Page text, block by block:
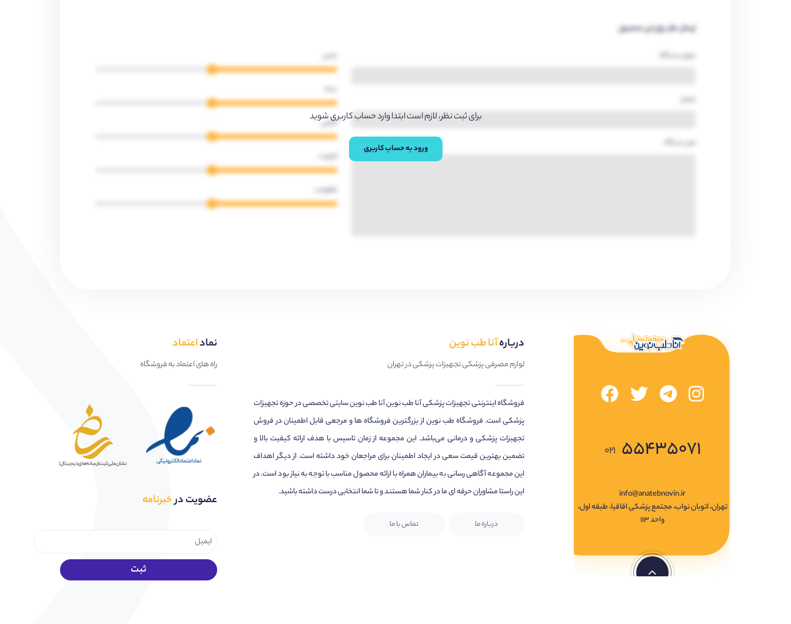
ارسال نظر برای این محصول
عنوان دیدگاه
ایمیل
متن دیدگاه
کارایی
کیفیت
مقاومت
برای ثبت نظر، لازم است ابتدا وارد حساب کاربری شوید
ورود به حساب کاربری
۰۲۱ ۵۵۴۳۵۰۷۱
info@anatebnovin.ir
تهران، اتوبان نواب، مجتمع پزشکی اقاقیا، طبقه اول،
واحد ۱۱۳
دربارهآنا طب نوین
لوازم مصرفی پزشکی تجهیزات پزشکی در تهران
فروشگاه اینترنتی تجهیزات پزشکی آنا طب نوین آنا طب نوین سایتی تخصصی در حوزه تجهیزات
پزشکی است. فروشگاه طب نوین از بزرگترین فروشگاه ها و مرجعی قابل اطمینان در فروش
تجهیزات پزشکی و درمانی می‌باشد. این مجموعه از زمان تاسیس با هدف ارائه کیفیت بالا و
تضمین بهترین قیمت سعی در ایجاد اطمینان برای مراجعان خود داشته است. از دیگر اهداف
این مجموعه آگاهی رسانی به بیماران همراه با ارائه محصول مناسب با توجه به نیاز بود است. در
این راستا مشاوران حرفه ای ما در کنار شما هستند و تا شما انتخابی درست داشته باشید.
درباره ما تماس با ما
نماداعتماد
راه های اعتماد به فروشگاه
عضویت درخبرنامه